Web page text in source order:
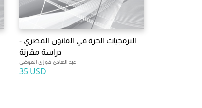
البرمجيات الحرة في القانون المصري -
دراسة مقارنة
عبد الهادي فوزي العوضي
35 USD